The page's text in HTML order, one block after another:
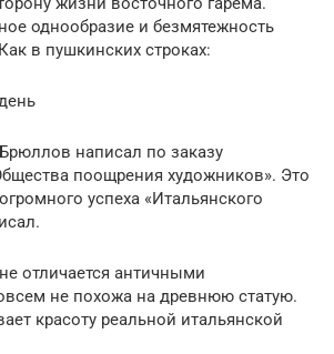
однообразие и безмятежность
в пушкинских строках:
написал по заказу
поощрения художников». Это
успеха «Итальянского
отличается античными
не похожа на древнюю статую.
красоту реальной итальянской